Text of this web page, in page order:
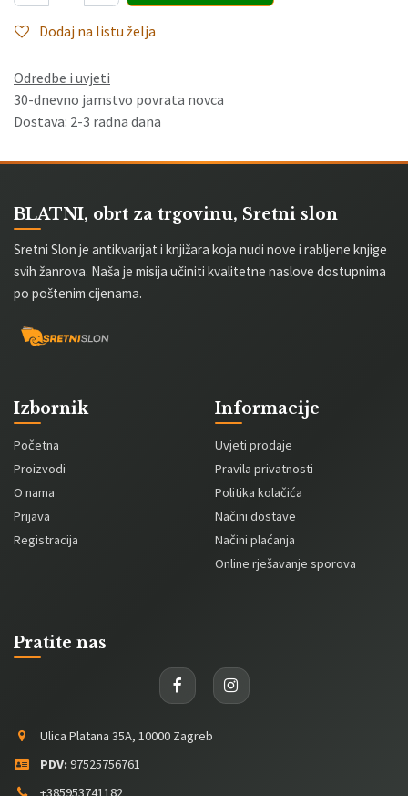
Dodaj na listu želja
Odredbe i uvjeti
30-dnevno jamstvo povrata novca
Dostava: 2-3 radna dana
BLATNI, obrt za trgovinu, Sretni slon
Sretni Slon je antikvarijat i knjižara koja nudi nove i rabljene knjige
svih žanrova. Naša je misija učiniti kvalitetne naslove dostupnima
po poštenim cijenama.
Izbornik
Početna
Proizvodi
O nama
Prijava
Registracija
Informacije
Uvjeti prodaje
Pravila privatnosti
Politika kolačića
Načini dostave
Načini plaćanja
Online rješavanje sporova
Pratite nas
Ulica Platana 35A, 10000 Zagreb
PDV: 97525756761
+385953741182